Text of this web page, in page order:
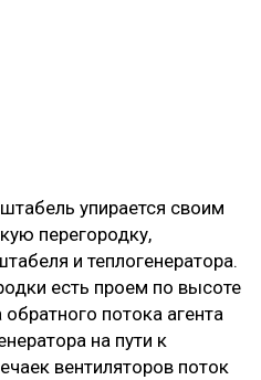
упирается своим
перегородку,
и теплогенератора.
есть проем по высоте
потока агента
на пути к
вентиляторов поток